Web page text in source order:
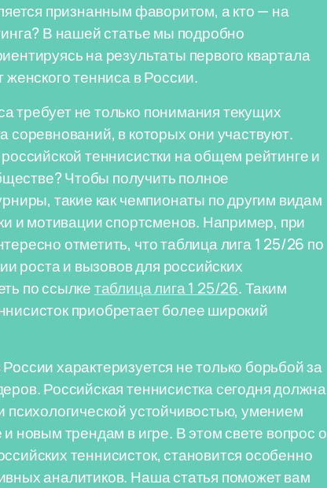
признанным фаворитом, а кто — на
В нашей статье мы подробно
на результаты первого квартала
тенниса в России.
требует не только понимания текущих
соревнований, в которых они участвуют.
теннисистки на общем рейтинге и
Чтобы получить полное
такие как чемпионаты по другим видам
и мотивации спортсменов. Например, при
отметить, что таблица лига 1 25/26 по
роста и вызовов для российских
по ссылкетаблица лига 1 25/26. Таким
приобретает более широкий
характеризуется не только борьбой за
Российская теннисистка сегодня должна
устойчивостью, умением
новым трендам в игре. В этом свете вопрос о
теннисисток, становится особенно
аналитиков. Наша статья поможет вам